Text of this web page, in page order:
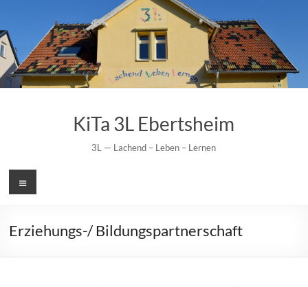
springen
KiTa 3L Ebertsheim
3L — Lachend – Leben – Lernen
Menü
Erziehungs-/ Bildungspartnerschaft